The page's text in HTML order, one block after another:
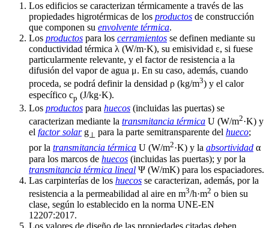
Los edificios se caracterizan térmicamente a través de las
propiedades higrotérmicas de los productos de construcción
que componen su envolvente térmica.
Los productos para los cerramientos se definen mediante su
conductividad térmica λ (W/m·K), su emisividad ε, si fuese
particularmente relevante, y el factor de resistencia a la
difusión del vapor de agua μ. En su caso, además, cuando
proceda, se podrá definir la densidad ρ (kg/m3) y el calor
específico cp (J/kg·K).
Los productos para huecos (incluidas las puertas) se
caracterizan mediante la transmitancia térmica U (W/m2·K) y
el factor solarg⊥ para la parte semitransparente del hueco;
por la transmitancia térmica U (W/m2·K) y la absortividad α
para los marcos de huecos (incluidas las puertas); y por la
transmitancia térmica lineal Ψ (W/mK) para los espaciadores.
Las carpinterías de los huecos se caracterizan, además, por la
resistencia a la permeabilidad al aire en m3/h·m2 o bien su
clase, según lo establecido en la norma UNE-EN
12207:2017.
Los valores de diseño de las propiedades citadas deben